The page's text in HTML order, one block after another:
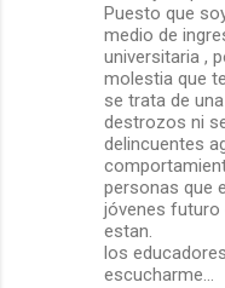
Puesto que
medio de
universitaria ,
molestia que
se trata de
destrozos ni
delincuentes
personas que
jóvenes futuro
estan.
los
escucharme...